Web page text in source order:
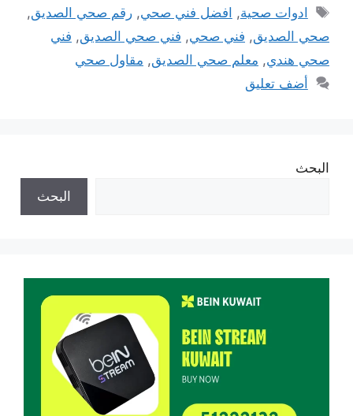
الوسوم
ادوات صحية, افضل فني صحي,رقم صحي الصديق,
صحي الصديق, فني صحي, فني صحي الصديق, فني
صحي هندي, معلم صحي الصديق, مقاول صحي
أضف تعليق
البحث
البحث